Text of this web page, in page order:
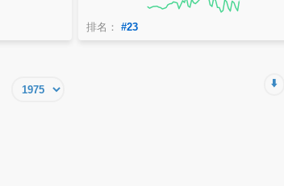
排名： #23
⬇️